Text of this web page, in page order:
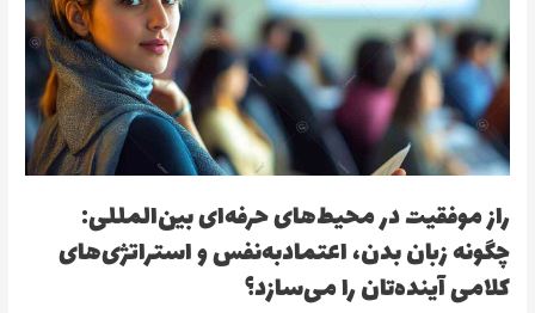
راز موفقیت در محیط‌های حرفه‌ای بین‌المللی:
چگونه زبان بدن، اعتماد‌به‌نفس و استراتژی‌های
کلامی آینده‌تان را می‌سازد؟
محیط‌های
حرفه‌ای
بین‌المللی:
چگونه
زبان
بدن،
اعتماد‌به‌نفس
استراتژی‌های
کلامی
آینده‌تان